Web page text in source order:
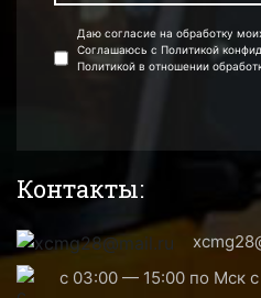
Даю согласие на обработку
Соглашаюсь с Политикой
Политикой в отношении
Контакты:
с 03:00 — 15:00 по Мск